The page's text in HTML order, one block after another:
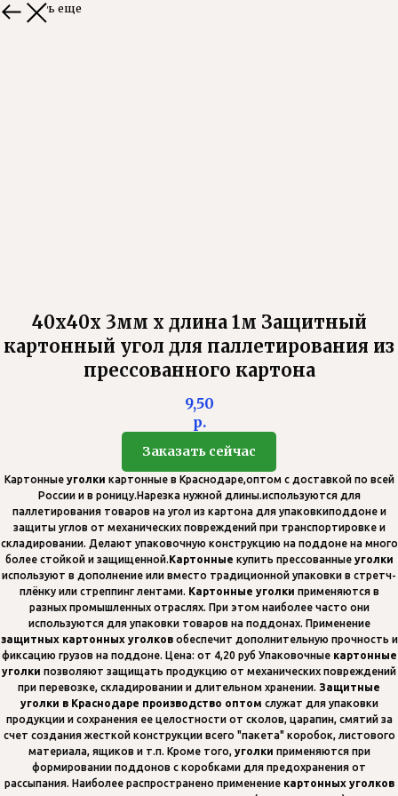
Смотреть еще
40х40х 3мм х длина 1м Защитный
картонный угол для паллетирования из
прессованного картона
9,50
р.
Заказать сейчас
Картонные уголки картонные в Краснодаре,оптом с доставкой по всей
России и в роницу.Нарезка нужной длины.используются для
паллетирования товаров на угол из картона для упаковкиподдоне и
защиты углов от механических повреждений при транспортировке и
складировании. Делают упаковочную конструкцию на поддоне на много
более стойкой и защищенной.Картонные купить прессованные уголки
используют в дополнение или вместо традиционной упаковки в стретч-
плёнку или стреппинг лентами. Картонные уголки применяются в
разных промышленных отраслях. При этом наиболее часто они
используются для упаковки товаров на поддонах. Применение
защитных картонных уголковобеспечит дополнительную прочность и
фиксацию грузов на поддоне. Цена: от 4,20 руб Упаковочные картонные
уголки позволяют защищать продукцию от механических повреждений
при перевозке, складировании и длительном хранении. Защитные
уголки в Краснодаре производство оптом служат для упаковки
продукции и сохранения ее целостности от сколов, царапин, смятий за
счет создания жесткой конструкции всего "пакета" коробок, листового
материала, ящиков и т.п. Кроме того, уголки применяются при
формировании поддонов с коробками для предохранения от
рассыпания. Наиболее распространено применение картонных уголков